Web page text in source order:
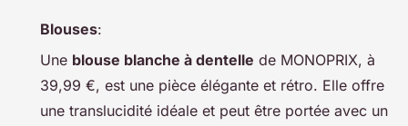
Blouses:
Une blouse blanche à dentelle de MONOPRIX, à
39,99 €, est une pièce élégante et rétro. Elle offre
une translucidité idéale et peut être portée avec un